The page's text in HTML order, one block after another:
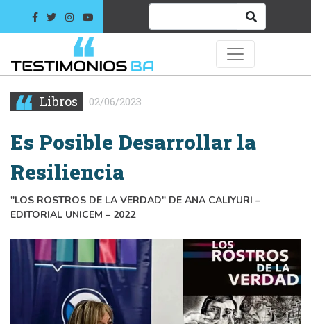
Libros 02/06/2023
Es Posible Desarrollar la
Resiliencia
"LOS ROSTROS DE LA VERDAD" DE ANA CALIYURI –
EDITORIAL UNICEM – 2022